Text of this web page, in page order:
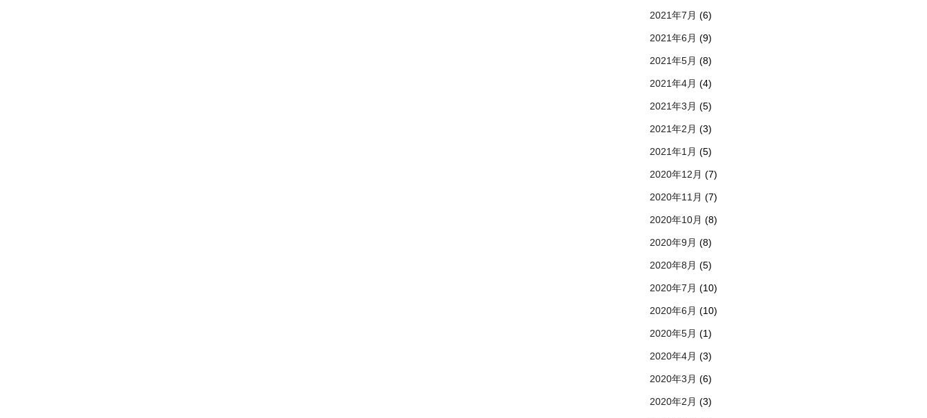
2021年7月 (6)
2021年6月 (9)
2021年5月 (8)
2021年4月 (4)
2021年3月 (5)
2021年2月 (3)
2021年1月 (5)
2020年12月 (7)
2020年11月 (7)
2020年10月 (8)
2020年9月 (8)
2020年8月 (5)
2020年7月 (10)
2020年6月 (10)
2020年5月 (1)
2020年4月 (3)
2020年3月 (6)
2020年2月 (3)